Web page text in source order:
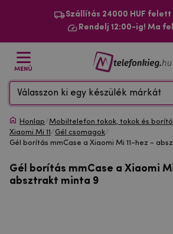
Szállítás 24000 HUF felett
Rendelj 12:00-ig! Ma
MENÜ
Válasszon ki egy készülék márkát
Honlap/Mobiltelefon tokok, tokok és
Xiaomi Mi 11/Gél csomagok/
Gél borítás mmCase a Xiaomi Mi 11-hez -
Gél borítás mmCase a Xiaomi
absztrakt minta 9